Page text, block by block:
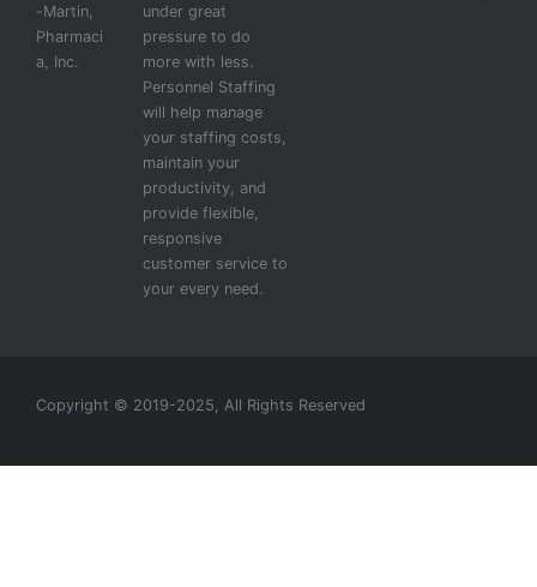
-Martin,
Pharmaci
a, Inc.
under great
pressure to do
more with less.
Personnel Staffing
will help manage
your staffing costs,
maintain your
productivity, and
provide flexible,
responsive
customer service to
your every need.
Copyright © 2019-2025, All Rights Reserved